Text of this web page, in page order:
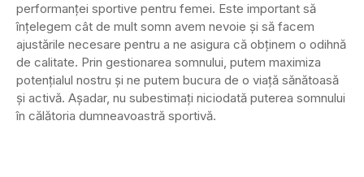
performanței sportive pentru femei. Este important să
înțelegem cât de mult somn avem nevoie și să facem
ajustările necesare pentru a ne asigura că obținem o odihnă
de calitate. Prin gestionarea somnului, putem maximiza
potențialul nostru și ne putem bucura de o viață sănătoasă
și activă. Așadar, nu subestimați niciodată puterea somnului
în călătoria dumneavoastră sportivă.